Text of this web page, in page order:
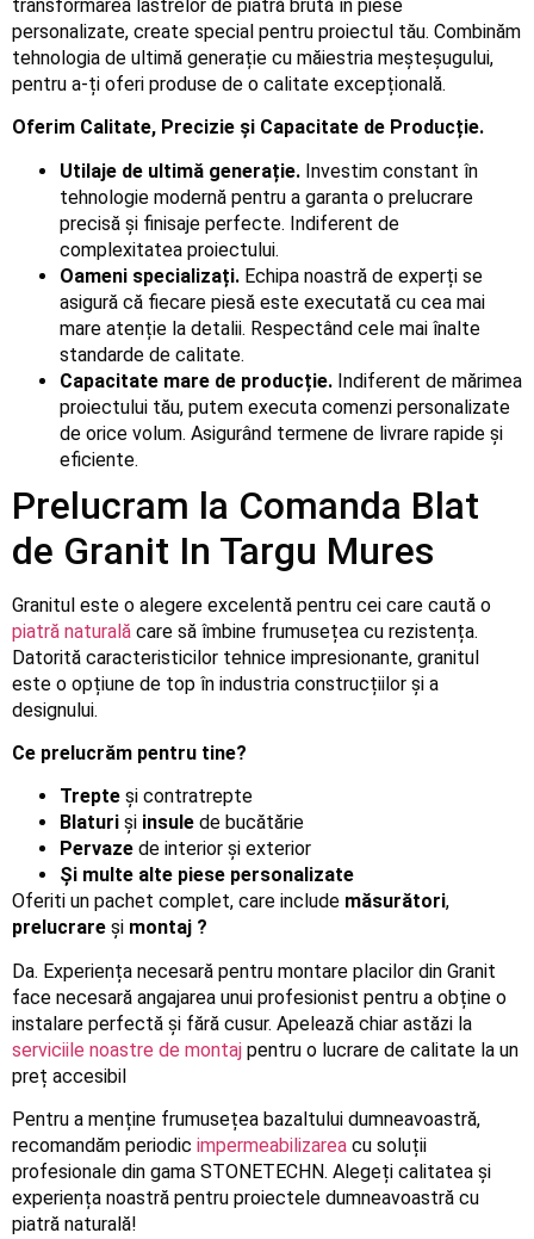
transformarea lastrelor de piatră brută în piese
personalizate, create special pentru proiectul tău. Combinăm
tehnologia de ultimă generație cu măiestria meșteșugului,
pentru a-ți oferi produse de o calitate excepțională.
Oferim Calitate, Precizie și Capacitate de Producție.
Utilaje de ultimă generație. Investim constant în
tehnologie modernă pentru a garanta o prelucrare
precisă și finisaje perfecte. Indiferent de
complexitatea proiectului.
Oameni specializați. Echipa noastră de experți se
asigură că fiecare piesă este executată cu cea mai
mare atenție la detalii. Respectând cele mai înalte
standarde de calitate.
Capacitate mare de producție. Indiferent de mărimea
proiectului tău, putem executa comenzi personalizate
de orice volum. Asigurând termene de livrare rapide și
eficiente.
Prelucram la Comanda Blat
de Granit In Targu Mures
Granitul este o alegere excelentă pentru cei care caută o
piatră naturală care să îmbine frumusețea cu rezistența.
Datorită caracteristicilor tehnice impresionante, granitul
este o opțiune de top în industria construcțiilor și a
designului.
Ce prelucrăm pentru tine?
Trepte și contratrepte
Blaturi și insule de bucătărie
Pervaze de interior și exterior
Și multe alte piese personalizate
Oferiti un pachet complet, care include măsurători,
prelucrare și montaj ?
Da. Experiența necesară pentru montare placilor din Granit
face necesară angajarea unui profesionist pentru a obține o
instalare perfectă și fără cusur. Apelează chiar astăzi la
serviciile noastre de montaj pentru o lucrare de calitate la un
preț accesibil
Pentru a menține frumusețea bazaltului dumneavoastră,
recomandăm periodic impermeabilizarea cu soluții
profesionale din gama STONETECHN. Alegeți calitatea și
experiența noastră pentru proiectele dumneavoastră cu
piatră naturală!